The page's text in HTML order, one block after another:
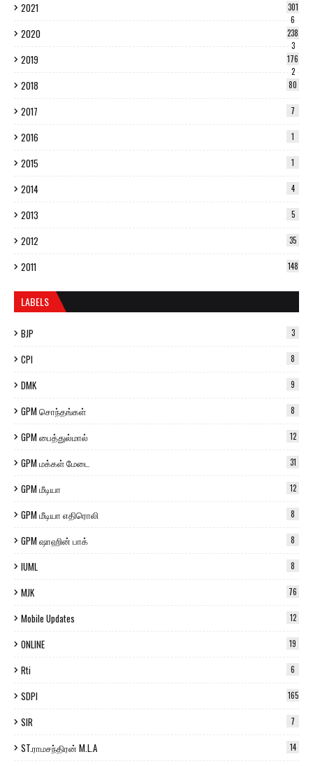
2021
301
6
2020
238
3
2019
176
2
2018 80
2017 7
2016 1
2015 1
2014 4
2013 5
2012 35
2011 148
LABELS
BJP 3
CPI 8
DMK 9
GPM சொந்தங்கள் 8
GPM பைத்துல்மால் 12
GPM மக்கள் மேடை 31
GPM மீடியா 12
GPM மீடியா எதிரொலி 8
GPM ஷாஹின் பாக் 8
IUML 8
MJK 76
Mobile Updates 12
ONLINE 19
Rti 6
SDPI 165
SIR 7
ST.ராமசந்திரன் M.L.A 14